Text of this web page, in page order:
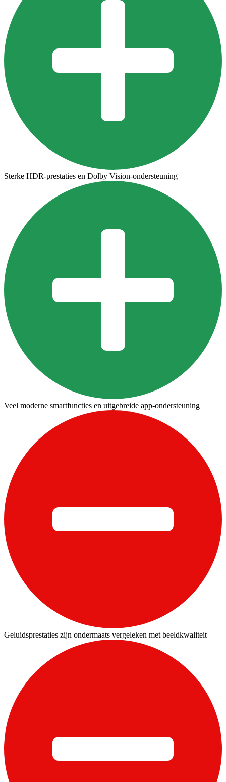
Sterke HDR-prestaties en Dolby Vision-ondersteuning
Veel moderne smartfuncties en uitgebreide app-ondersteuning
Geluidsprestaties zijn ondermaats vergeleken met beeldkwaliteit